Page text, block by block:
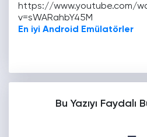
https://www.youtube.com/
v=sWARahbY45M
En iyi Android Emülatörler
Bu Yazıyı Faydalı